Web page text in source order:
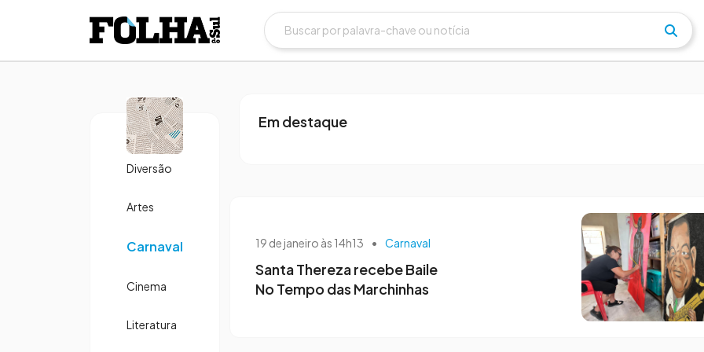
Diversão
Artes
Carnaval
Cinema
Literatura
Em destaque
reúne três mil pessoas
19 de janeiro às 14h13 • Carnaval
Santa Thereza recebe Baile
No Tempo das Marchinhas